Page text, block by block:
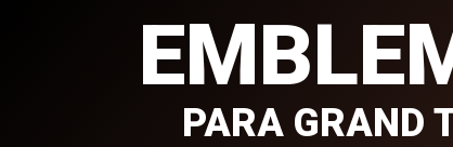
PARA GRAND